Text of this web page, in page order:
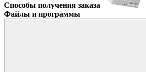
Способы получения заказа
Файлы и программы